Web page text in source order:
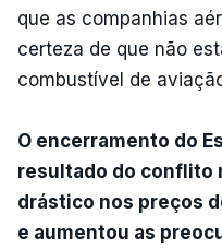
que as companhias
certeza de que não
combustível de
O encerramento do
resultado do conflito
drástico nos preços
e aumentou as